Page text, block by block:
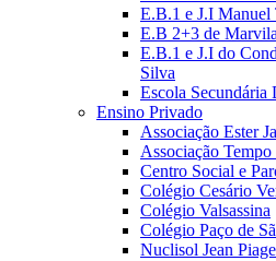
E.B.1 e J.I Manuel
E.B 2+3 de Marvila
E.B.1 e J.I do
Silva
Escola Secundária
Ensino Privado
Associação Ester
Associação
Centro Social e
Colégio Cesário
Colégio Valsassina
Colégio Paço de
Nuclisol Jean